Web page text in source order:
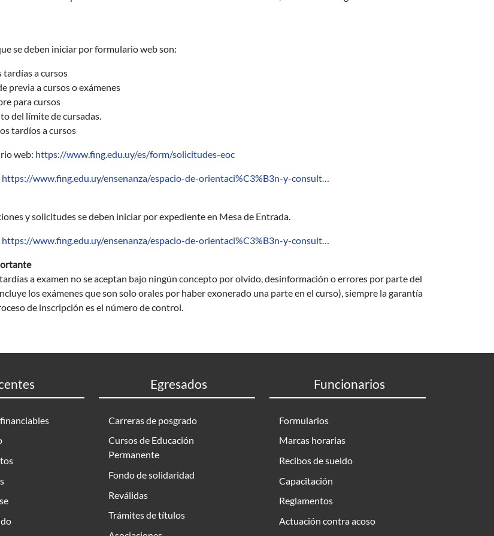
se deben iniciar por formulario web son:
tardías a cursos
previa a cursos o exámenes
para cursos
del límite de cursadas.
tardíos a cursos
web: https://www.fing.edu.uy/es/form/solicitudes-eoc
https://www.fing.edu.uy/ensenanza/espacio-de-orientaci%C3%B3n-y-consult…
y solicitudes se deben iniciar por expediente en Mesa de Entrada.
https://www.fing.edu.uy/ensenanza/espacio-de-orientaci%C3%B3n-y-consult…
a examen no se aceptan bajo ningún concepto por olvido, desinformación o errores por parte del
los exámenes que son solo orales por haber exonerado una parte en el curso), siempre la garantía
de inscripción es el número de control.
Egresados
Carreras de posgrado
Cursos de Educación
Permanente
Fondo de solidaridad
Reválidas
Trámites de títulos
Funcionarios
Formularios
Marcas horarias
Recibos de sueldo
Capacitación
Reglamentos
Actuación contra acoso